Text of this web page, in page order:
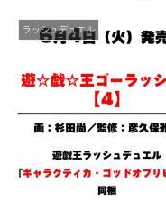
ラッシュデュエル